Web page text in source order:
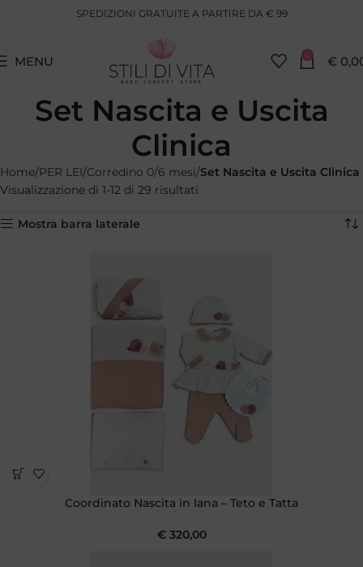
SPEDIZIONI GRATUITE A PARTIRE DA € 99
MENU 0 €
Set Nascita e Uscita
Clinica
Home PER LEI Corredino 0/6 mesi Set Nascita e Uscita Clinica
Visualizzazione di 1-12 di 29 risultati
Mostra barra laterale
Coordinato Nascita in lana – Teto e Tatta
€320,00